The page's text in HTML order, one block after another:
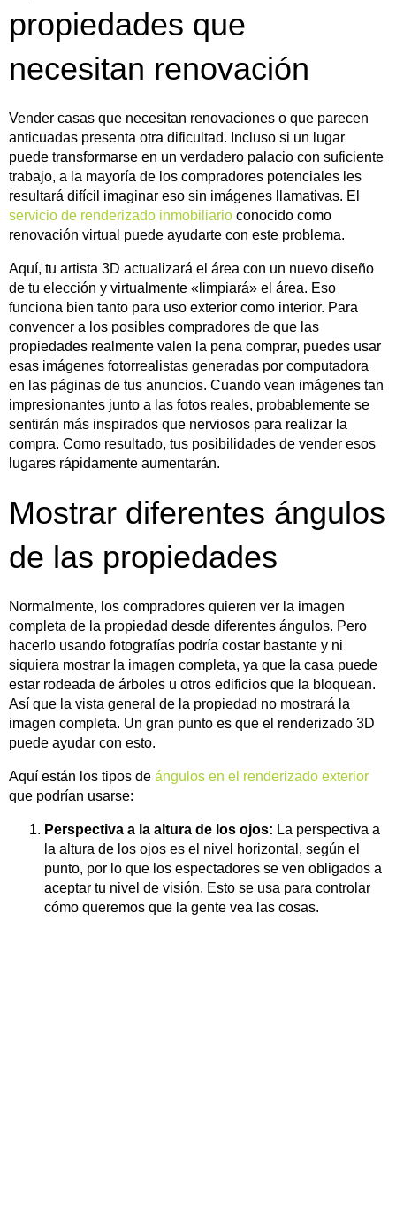
propiedades que
necesitan renovación
Vender casas que necesitan renovaciones o que parecen
anticuadas presenta otra dificultad. Incluso si un lugar
puede transformarse en un verdadero palacio con suficiente
trabajo, a la mayoría de los compradores potenciales les
resultará difícil imaginar eso sin imágenes llamativas. El
servicio de renderizado inmobiliario conocido como
renovación virtual puede ayudarte con este problema.
Aquí, tu artista 3D actualizará el área con un nuevo diseño
de tu elección y virtualmente «limpiará» el área. Eso
funciona bien tanto para uso exterior como interior. Para
convencer a los posibles compradores de que las
propiedades realmente valen la pena comprar, puedes usar
esas imágenes fotorrealistas generadas por computadora
en las páginas de tus anuncios. Cuando vean imágenes tan
impresionantes junto a las fotos reales, probablemente se
sentirán más inspirados que nerviosos para realizar la
compra. Como resultado, tus posibilidades de vender esos
lugares rápidamente aumentarán.
Mostrar diferentes ángulos
de las propiedades
Normalmente, los compradores quieren ver la imagen
completa de la propiedad desde diferentes ángulos. Pero
hacerlo usando fotografías podría costar bastante y ni
siquiera mostrar la imagen completa, ya que la casa puede
estar rodeada de árboles u otros edificios que la bloquean.
Así que la vista general de la propiedad no mostrará la
imagen completa. Un gran punto es que el renderizado 3D
puede ayudar con esto.
Aquí están los tipos de ángulos en el renderizado exterior
que podrían usarse:
Perspectiva a la altura de los ojos: La perspectiva a
la altura de los ojos es el nivel horizontal, según el
punto, por lo que los espectadores se ven obligados a
aceptar tu nivel de visión. Esto se usa para controlar
cómo queremos que la gente vea las cosas.